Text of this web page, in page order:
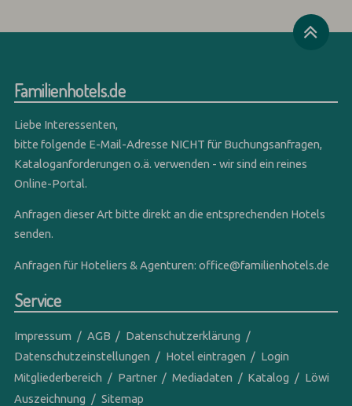
Familienhotels.de
Liebe Interessenten,
bitte folgende E-Mail-Adresse NICHT für Buchungsanfragen,
Kataloganforderungen o.ä. verwenden - wir sind ein reines
Online-Portal.
Anfragen dieser Art bitte direkt an die entsprechenden Hotels
senden.
Anfragen für Hoteliers & Agenturen:office@familienhotels.de
Service
Impressum AGB
Datenschutzerklärung
Datenschutzeinstellungen
Hotel eintragen
Login
Mitgliederbereich
Partner Mediadaten Katalog
Löwi
Auszeichnung
Sitemap